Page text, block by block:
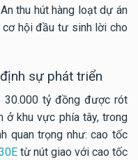
thu hút hàng loạt dự án
hội đầu tư sinh lời cho
sự phát triển
30.000 tỷ đồng được rót
ở khu vực phía tây, trong
quan trọng như: cao tốc
từ nút giao với cao tốc